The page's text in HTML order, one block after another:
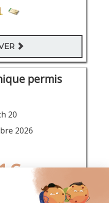
permis
20
2026